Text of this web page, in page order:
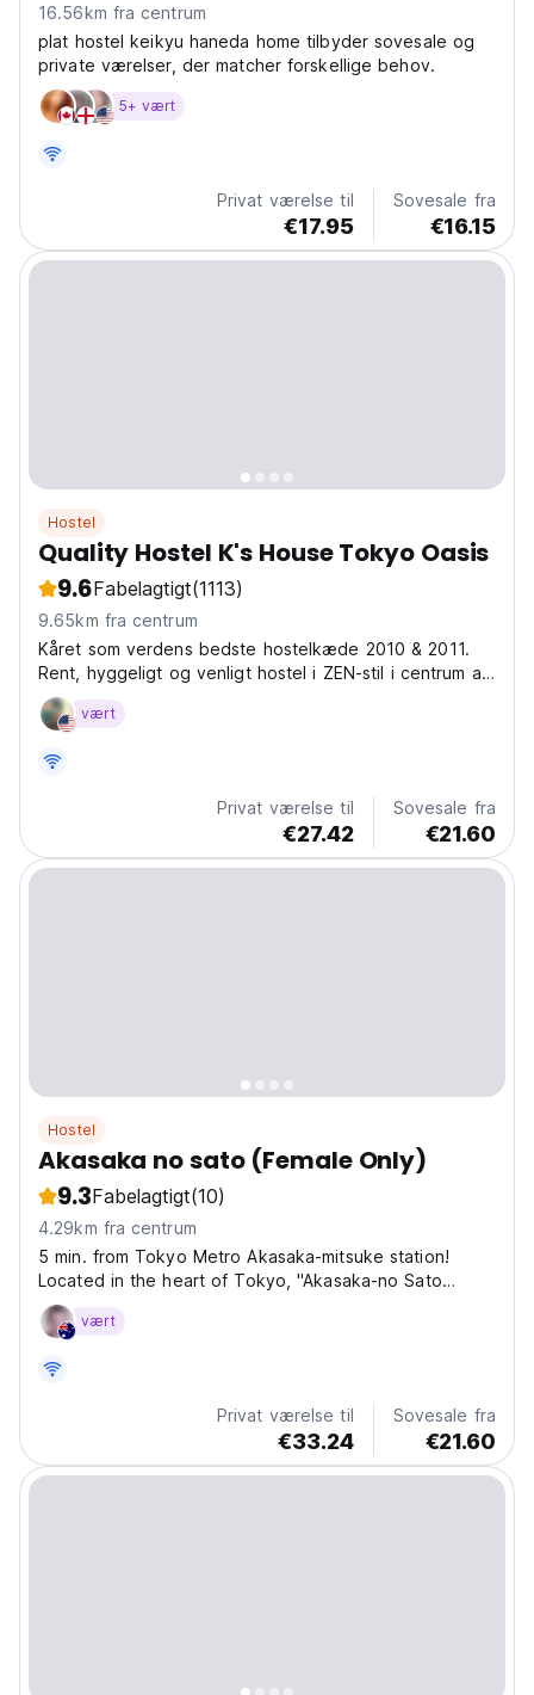
16.56km fra centrum
plat hostel keikyu haneda home tilbyder sovesale og
private værelser, der matcher forskellige behov.
5+ vært
Privat værelse til
€17.95
Sovesale fra
€16.15
Hostel
Quality Hostel K's House Tokyo Oasis
9.6Fabelagtigt(1113)
9.65km fra centrum
Kåret som verdens bedste hostelkæde 2010 & 2011.
Rent, hyggeligt og venligt hostel i ZEN-stil i centrum af
Asakusa.rn
vært
Privat værelse til
€27.42
Sovesale fra
€21.60
Hostel
Akasaka no sato (Female Only)
9.3Fabelagtigt(10)
4.29km fra centrum
5 min. from Tokyo Metro Akasaka-mitsuke station!
Located in the heart of Tokyo, "Akasaka-no Sato
(Female Only)" is a safe accommodation exclusively for
women. This facility offers convenient access to iconic
vært
Privat værelse til
€33.24
Sovesale fra
€21.60